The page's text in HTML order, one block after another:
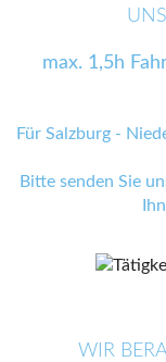
max. 1,5h
Für Salzburg -
Bitte senden Sie
WIR